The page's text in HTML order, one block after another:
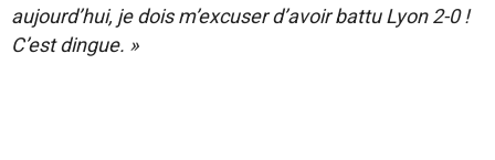
aujourd’hui, je dois m’excuser d’avoir battu Lyon 2-0 !
C’est dingue. »